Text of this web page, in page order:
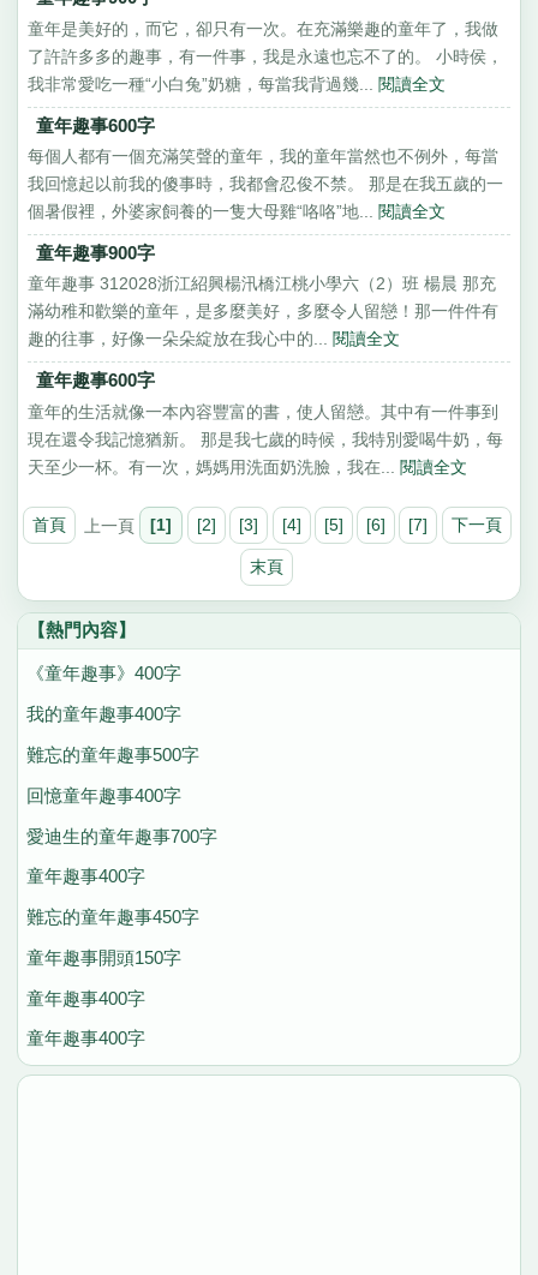
童年是美好的，而它，卻只有一次。在充滿樂趣的童年了，我做
了許許多多的趣事，有一件事，我是永遠也忘不了的。 小時侯，
我非常愛吃一種“小白兔”奶糖，每當我背過幾... 閱讀全文
童年趣事600字
每個人都有一個充滿笑聲的童年，我的童年當然也不例外，每當
我回憶起以前我的傻事時，我都會忍俊不禁。 那是在我五歲的一
個暑假裡，外婆家飼養的一隻大母雞“咯咯”地... 閱讀全文
童年趣事900字
童年趣事 312028浙江紹興楊汛橋江桃小學六（2）班 楊晨 那充
滿幼稚和歡樂的童年，是多麼美好，多麼令人留戀！那一件件有
趣的往事，好像一朵朵綻放在我心中的... 閱讀全文
童年趣事600字
童年的生活就像一本內容豐富的書，使人留戀。其中有一件事到
現在還令我記憶猶新。 那是我七歲的時候，我特別愛喝牛奶，每
天至少一杯。有一次，媽媽用洗面奶洗臉，我在... 閱讀全文
首頁 上一頁 [1] [2] [3] [4] [5] [6] [7] 下一頁
末頁
【熱門內容】
《童年趣事》400字
我的童年趣事400字
難忘的童年趣事500字
回憶童年趣事400字
愛迪生的童年趣事700字
童年趣事400字
難忘的童年趣事450字
童年趣事開頭150字
童年趣事400字
童年趣事400字